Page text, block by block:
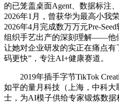
的已笼盖桌面Agent、数据标注
2026年1月，曾获华为最高小我
2026年4月完成数万万元Pre-
组织手艺出产的深刻理解——他
让她对企业研发的实正在痛点
码更快”，专注AI+健康赛道。
2019年插手字节TikTok
如平的量月科技（上海，中科
士，为AI模子供给专家锻炼数据